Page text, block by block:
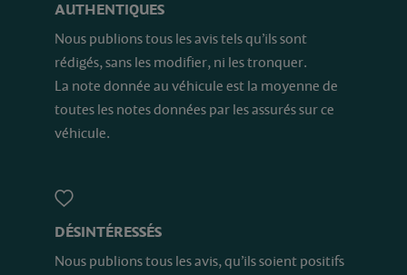
AUTHENTIQUES
Nous publions tous les avis tels qu’ils sont
rédigés, sans les modifier, ni les tronquer.
La note donnée au véhicule est la moyenne de
toutes les notes données par les assurés sur ce
véhicule.
DÉSINTÉRESSÉS
Nous publions tous les avis, qu’ils soient positifs